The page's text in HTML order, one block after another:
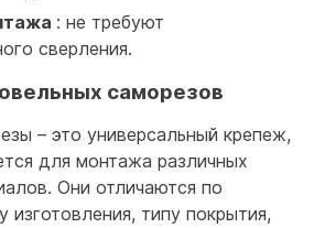
: не требуют
сверления.
саморезов
– это универсальный крепеж,
для монтажа различных
Они отличаются по
изготовления, типу покрытия,